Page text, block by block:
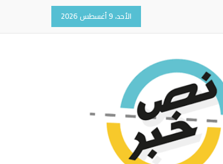
الأحد، 9 أغسطس 2026